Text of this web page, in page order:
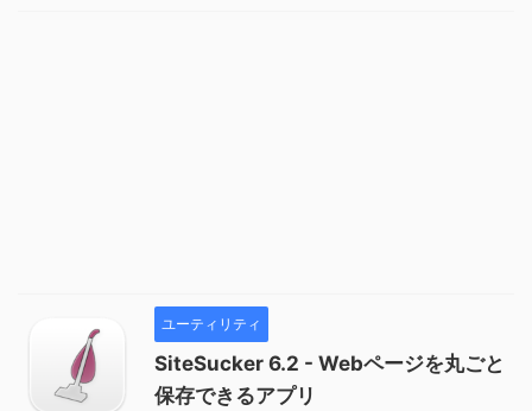
ユーティリティ
SiteSucker 6.2 - Webページを丸ごと
保存できるアプリ